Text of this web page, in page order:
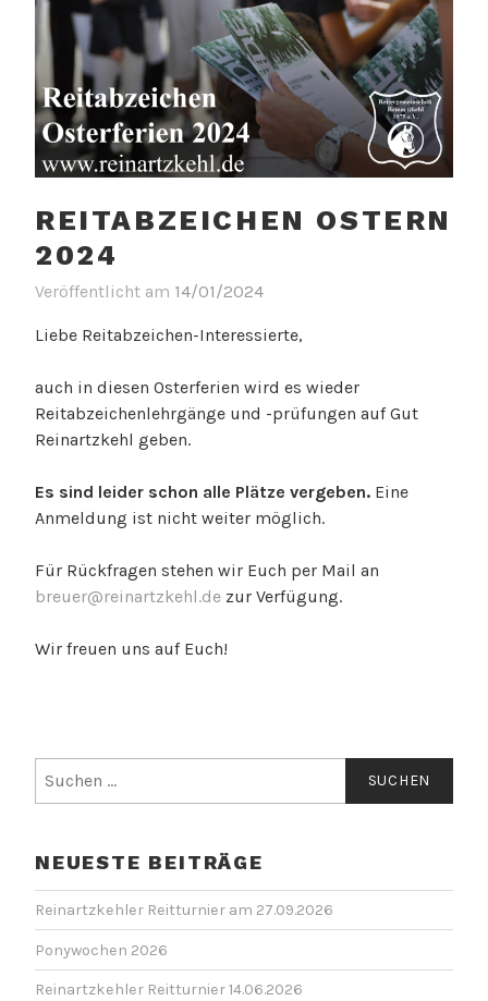
REITABZEICHEN OSTERN
2024
Veröffentlicht am 14/01/2024
Liebe Reitabzeichen-Interessierte,
auch in diesen Osterferien wird es wieder
Reitabzeichenlehrgänge und -prüfungen auf Gut
Reinartzkehl geben.
Es sind leider schon alle Plätze vergeben. Eine
Anmeldung ist nicht weiter möglich.
Für Rückfragen stehen wir Euch per Mail an
breuer@reinartzkehl.de zur Verfügung.
Wir freuen uns auf Euch!
nach:
NEUESTE BEITRÄGE
Reinartzkehler Reitturnier am 27.09.2026
Ponywochen 2026
Reinartzkehler Reitturnier 14.06.2026